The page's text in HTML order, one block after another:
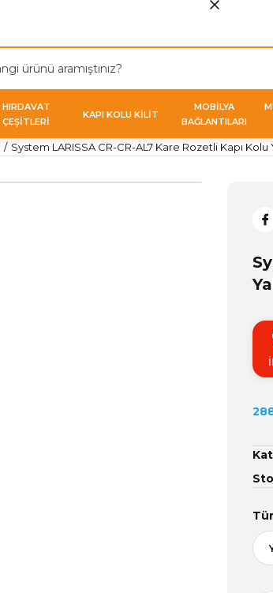
HIRDAVAT
ÇEŞİTLERİ
KAPI KOLU KİLİT
MOBİLYA
BAĞLANTILARI
System LARISSA CR-CR-AL7 Kare Rozetli Kapı Kolu
Tür